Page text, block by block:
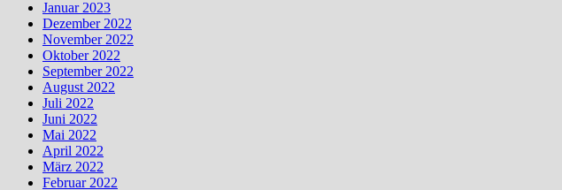
Januar 2023
Dezember 2022
November 2022
Oktober 2022
September 2022
August 2022
Juli 2022
Juni 2022
Mai 2022
April 2022
März 2022
Februar 2022